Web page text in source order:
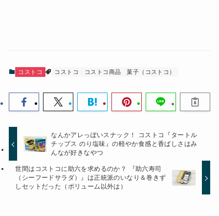
コストコ コストコ コストコ商品 菓子（コストコ）
なんかアレっぽいスナック！ コストコ『タートル
チップス のり塩味』の軽やか食感と香ばしさはみ
んなが好きなやつ
世間はコストコに助六を求めるのか？ 『助六寿司
（シーフードサラダ）』は正統派のいなり＆巻きず
しセットだった（ボリューム以外は）